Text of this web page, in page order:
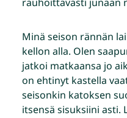
Minä seison rännän
kellon alla. Olen
jatkoi matkaansa jo
on ehtinyt kastella
seisonkin katoksen
itsensä sisuksiini asti.